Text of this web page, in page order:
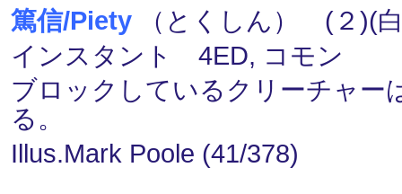
篤信/Piety （とくしん） (２)(
インスタント 4ED, コモン
ブロックしているクリーチャー
る。
Illus.Mark Poole (41/378)